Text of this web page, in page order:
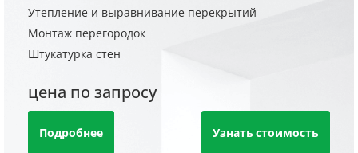
Утепление и выравнивание перекрытий
Монтаж перегородок
Штукатурка стен
цена по запросу
Подробнее Узнать стоимость